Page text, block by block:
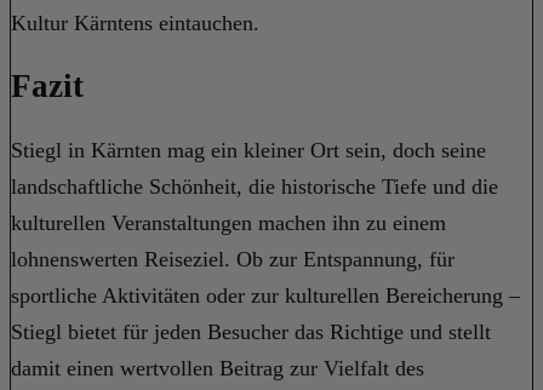
Kultur Kärntens eintauchen.
Fazit
Stiegl in Kärnten mag ein kleiner Ort sein, doch seine
landschaftliche Schönheit, die historische Tiefe und die
kulturellen Veranstaltungen machen ihn zu einem
lohnenswerten Reiseziel. Ob zur Entspannung, für
sportliche Aktivitäten oder zur kulturellen Bereicherung –
Stiegl bietet für jeden Besucher das Richtige und stellt
damit einen wertvollen Beitrag zur Vielfalt des